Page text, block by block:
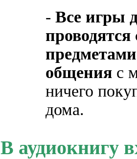
- Все игры
общения с
ничего
дома.
В аудиокнигу